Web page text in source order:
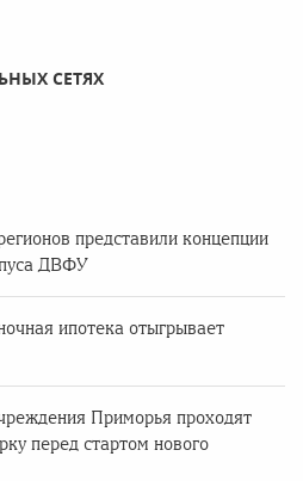
СЕТЯХ
представили концепции
ДВФУ
ипотека отыгрывает
Приморья проходят
перед стартом нового